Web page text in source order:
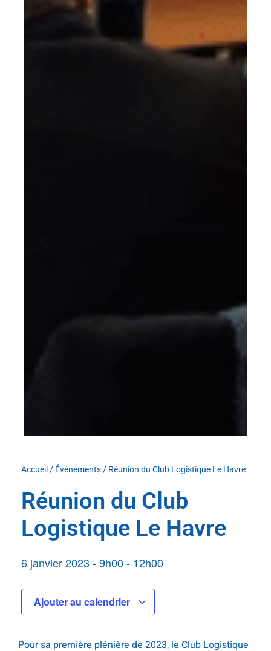
Accueil / Événements / Réunion du Club Logistique Le Havre
Réunion du Club
Logistique Le Havre
6 janvier 2023 -9h00- 12h00
Ajouter au calendrier
Pour sa première plénière de 2023, le Club Logistique